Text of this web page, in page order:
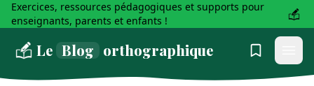
Exercices, ressources pédagogiques et supports pour
enseignants, parents et enfants !
Le Blog orthographique